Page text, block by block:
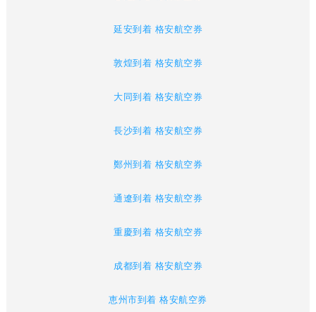
延安到着 格安航空券
敦煌到着 格安航空券
大同到着 格安航空券
長沙到着 格安航空券
鄭州到着 格安航空券
通遼到着 格安航空券
重慶到着 格安航空券
成都到着 格安航空券
恵州市到着 格安航空券